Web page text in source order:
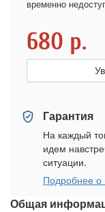
Общая
временно
680 р.
Гарантия
На каждый
идем
ситуации.
Подробнее о